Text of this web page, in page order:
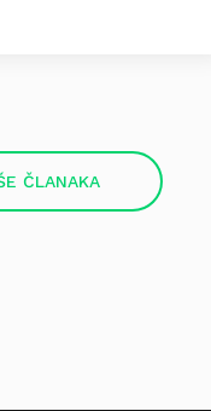
ČLANAKA